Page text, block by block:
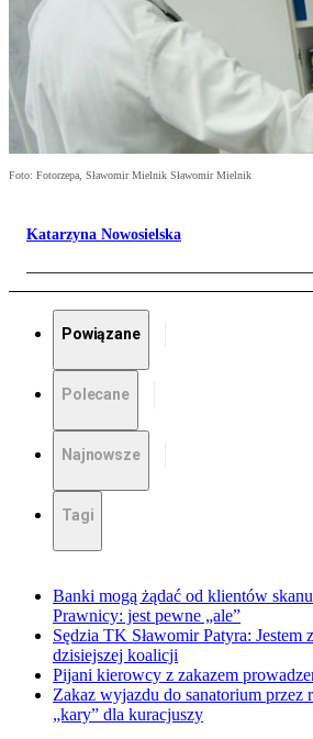
Foto: Fotorzepa, Sławomir Mielnik Sławomir Mielnik
Katarzyna Nowosielska
Powiązane
Polecane
Najnowsze
Tagi
Banki mogą żądać od klientów
Prawnicy: jest pewne „ale”
Sędzia TK Sławomir Patyra: Jestem
dzisiejszej koalicji
Pijani kierowcy z zakazem
Zakaz wyjazdu do sanatorium przez
„kary” dla kuracjuszy